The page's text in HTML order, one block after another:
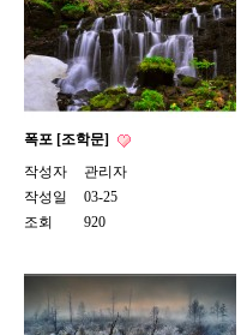
폭포 [조학문]
작성자
관리자
작성일
03-25
조회
920